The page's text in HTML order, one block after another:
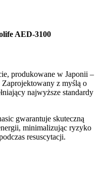
AED-3100
produkowane w Japonii –
z myślą o
najwyższe standardy
gwarantuje skuteczną
minimalizując ryzyko
resuscytacji.